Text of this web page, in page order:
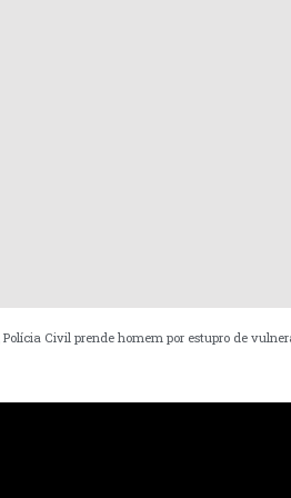
Civil prende homem por estupro de